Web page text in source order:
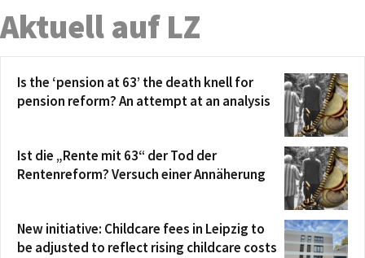
Aktuell auf LZ
Is the ‘pension at 63’ the death knell for
pension reform? An attempt at an analysis
Ist die „Rente mit 63“ der Tod der
Rentenreform? Versuch einer Annäherung
New initiative: Childcare fees in Leipzig to
be adjusted to reflect rising childcare costs